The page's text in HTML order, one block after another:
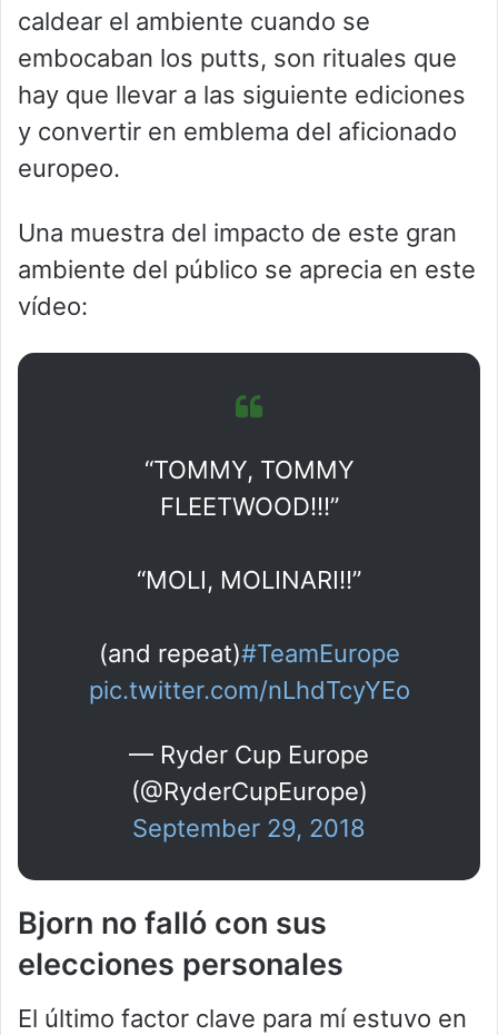
caldear el ambiente cuando se
embocaban los putts, son rituales que
hay que llevar a las siguiente ediciones
y convertir en emblema del aficionado
europeo.
Una muestra del impacto de este gran
ambiente del público se aprecia en este
vídeo:
“TOMMY, TOMMY
FLEETWOOD!!!”
“MOLI, MOLINARI!!”
(and repeat)#TeamEurope
pic.twitter.com/nLhdTcyYEo
— Ryder Cup Europe
(@RyderCupEurope)
September 29, 2018
Bjorn no falló con sus
elecciones personales
El último factor clave para mí estuvo en